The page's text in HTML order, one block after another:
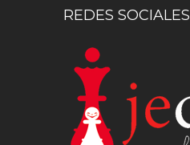
REDES SOCIALES